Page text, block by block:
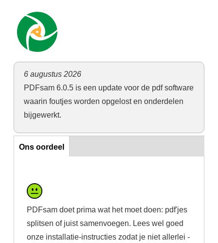
6 augustus 2026
PDFsam 6.0.5 is een update voor de pdf software
waarin foutjes worden opgelost en onderdelen
bijgewerkt.
Horizontal Tabs
Ons oordeel
PDFsam doet prima wat het moet doen: pdf'jes
splitsen of juist samenvoegen. Lees wel goed
onze installatie-instructies zodat je niet allerlei -